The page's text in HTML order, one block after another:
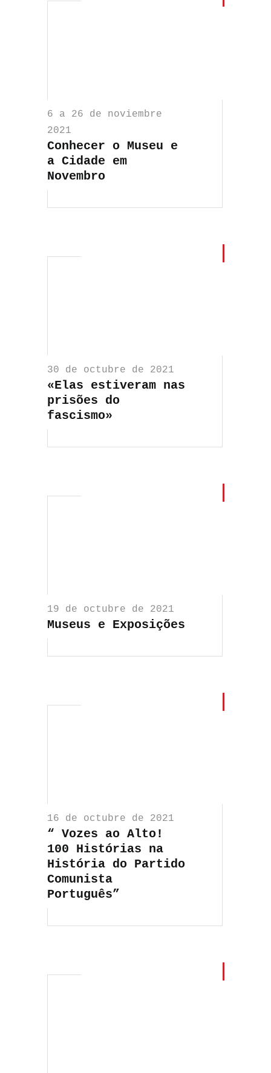
6 a 26 de noviembre
2021
Conhecer o Museu e
a Cidade em
Novembro
30 de octubre de 2021
«Elas estiveram nas
prisões do
fascismo»
19 de octubre de 2021
Museus e Exposições
16 de octubre de 2021
“ Vozes ao Alto!
100 Histórias na
História do Partido
Comunista
Português”